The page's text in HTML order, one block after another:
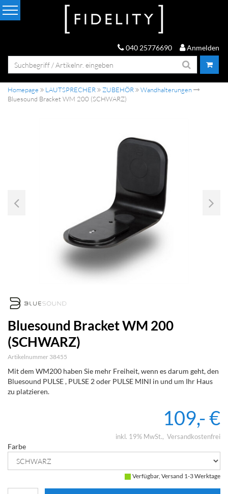
040 25776690 Anmelden
Homepage LAUTSPRECHER ZUBEHÖR
Wandhalterungen
Bluesound Bracket WM 200 (SCHWARZ)
Bluesound Bracket WM 200
(SCHWARZ)
Artikelnummer 38455
Mit dem WM200 haben Sie mehr Freiheit, wenn es darum geht, den
Bluesound PULSE , PULSE 2 oder PULSE MINI in und um Ihr Haus
zu platzieren.
109,- €
inkl. 19% MwSt. Versandkostenfrei
Farbe
Verfügbar, Versand 1-3 Werktage